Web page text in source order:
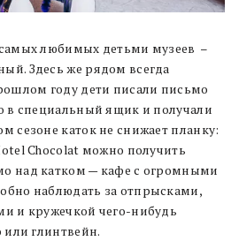
любимых детьми музеев –
Здесь же рядом всегда
году дети писали письмо
в специальный ящик и получали
сезоне каток не снижает планку:
Chocolat можно получить
над катком — кафе с огромными
наблюдать за отпрысками,
и кружечкой чего-нибудь
или глинтвейн.